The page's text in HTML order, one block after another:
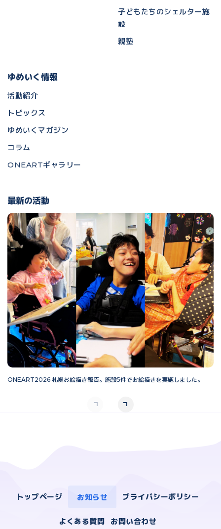
子どもたちのシェルター施
設
親塾
ゆめいく情報
活動紹介
トピックス
ゆめいくマガジン
コラム
ONEARTギャラリー
最新の活動
ONEART2026 札幌お絵描き報告。施設5件でお絵描きを実施しました。
トップページ お知らせ プライバシーポリシー
よくある質問 お問い合わせ